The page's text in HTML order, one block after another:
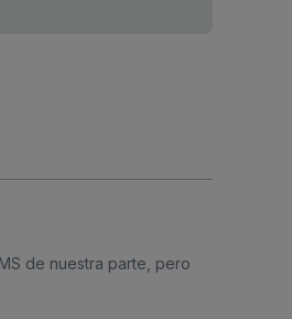
de nuestra parte, pero